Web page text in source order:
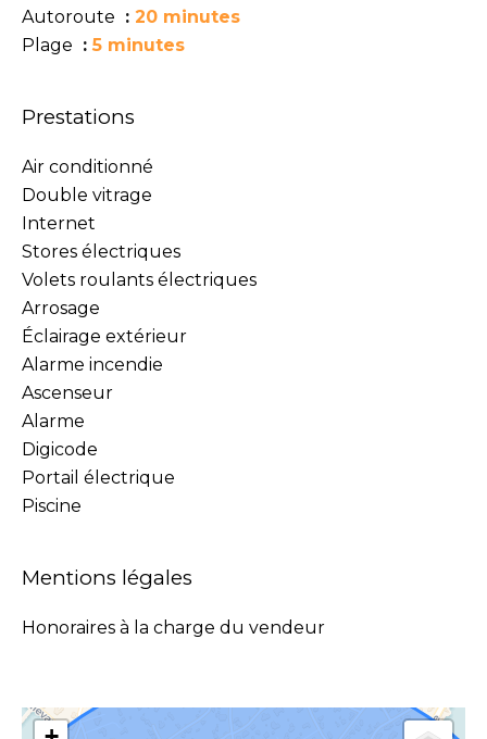
Autoroute
20 minutes
Plage
5 minutes
Prestations
Air conditionné
Double vitrage
Internet
Stores électriques
Volets roulants électriques
Arrosage
Éclairage extérieur
Alarme incendie
Ascenseur
Alarme
Digicode
Portail électrique
Piscine
Mentions légales
Honoraires à la charge du vendeur